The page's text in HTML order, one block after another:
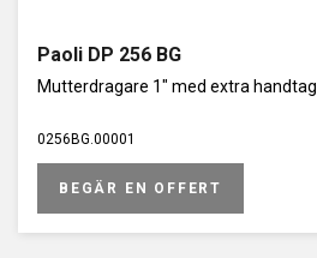
Paoli DP 256 BG
Mutterdragare 1" med extra handtag
0256BG.00001
BEGÄR EN OFFERT